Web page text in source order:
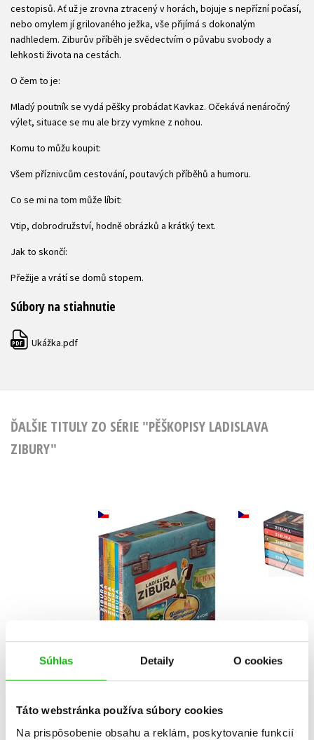
Súhlas Detaily O cookies
Táto webstránka používa súbory cookies
Na prispôsobenie obsahu a reklám, poskytovanie funkcií
cestopisů. Ať už je zrovna ztracený v horách, bojuje s nepřízní počasí,
nebo omylem jí grilovaného ježka, vše přijímá s dokonalým
nadhledem. Ziburův příběh je svědectvím o půvabu svobody a
lehkosti života na cestách.
O čem to je:
Mladý poutník se vydá pěšky probádat Kavkaz. Očekává nenáročný
výlet, situace se mu ale brzy vymkne z nohou.
Komu to můžu koupit:
Všem příznivcům cestování, poutavých příběhů a humoru.
Co se mi na tom může líbit:
Vtip, dobrodružství, hodně obrázků a krátký text.
Jak to skončí:
Přežije a vrátí se domů stopem.
Súbory na stiahnutie
PDF Ukážka.pdf
ĎALŠIE TITULY ZO SÉRIE "PĚŠKOPISY LADISLAVA
ZIBURY"
Ladislav Zibura:
Dárkový box 6
audioknih
Ladislav Zibura
Do košíka
40,72 €
Ladislav
Dárkový
Ladislav
Do